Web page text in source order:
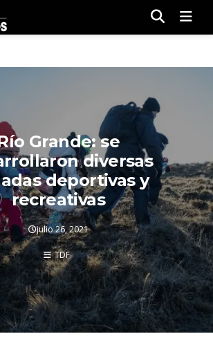
Grande: se
diversas
deportivas y
recreativas
julio 26, 2021
TDF